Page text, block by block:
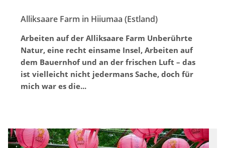
Alliksaare Farm in Hiiumaa (Estland)
Arbeiten auf der Alliksaare Farm Unberührte
Natur, eine recht einsame Insel, Arbeiten auf
dem Bauernhof und an der frischen Luft – das
ist vielleicht nicht jedermans Sache, doch für
mich war es die...